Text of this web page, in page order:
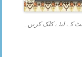
کے لیئے کلک کریں۔